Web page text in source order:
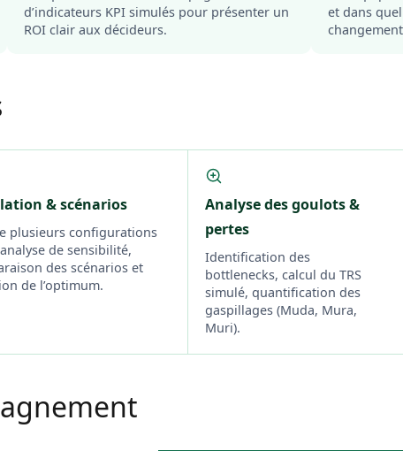
d’indicateurs KPI simulés pour présenter un
ROI clair aux décideurs.
et dans
& scénarios
plusieurs configurations
de sensibilité,
des scénarios et
de l’optimum.
Analyse des goulots &
pertes
Identification des
bottlenecks, calcul du TRS
simulé, quantification des
gaspillages (Muda, Mura,
Muri).